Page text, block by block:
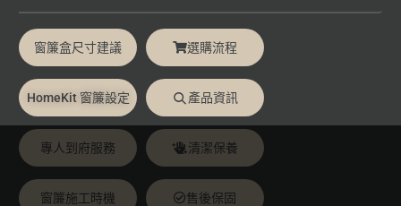
窗簾盒尺寸建議 選購流程
HomeKit 窗簾設定 產品資訊
專人到府服務 清潔保養
窗簾施工時機 售後保固